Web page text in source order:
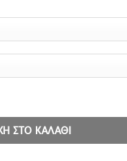
ΣΤΟ ΚΑΛΆΘΙ